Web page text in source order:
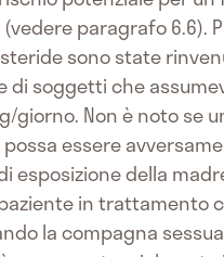
paragrafo 6.6).
sono state
di soggetti che
giorno. Non è noto se
essere
esposizione della
in trattamento
la compagna